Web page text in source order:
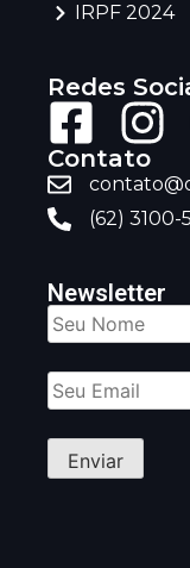
IRPF 2024
Redes
Contato
(62) 3100-
Newsletter